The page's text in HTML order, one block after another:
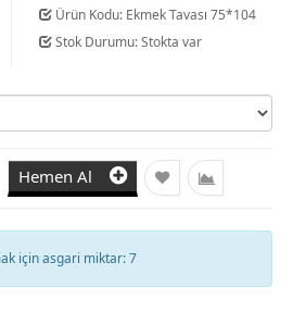
Ürün Kodu: Ekmek Tavası 75*104
Stok Durumu: Stokta var
Hemen Al
için asgari miktar: 7